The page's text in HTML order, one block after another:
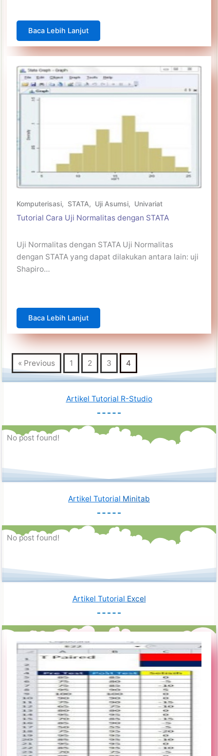
Baca Lebih Lanjut
Komputerisasi, STATA, Uji Asumsi, Univariat
Tutorial Cara Uji Normalitas dengan STATA
Uji Normalitas dengan STATA Uji Normalitas
dengan STATA yang dapat dilakukan antara lain: uji
Shapiro…
Baca Lebih Lanjut
« Previous 1 2 3 4
Artikel Tutorial R-Studio
No post found!
Artikel Tutorial Minitab
No post found!
Artikel Tutorial Excel